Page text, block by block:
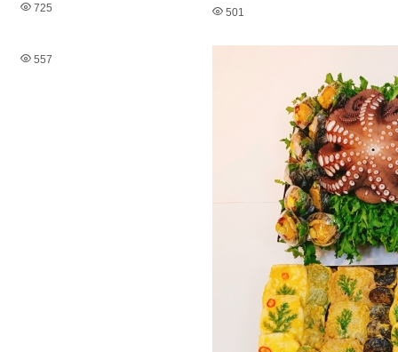
725 501
557